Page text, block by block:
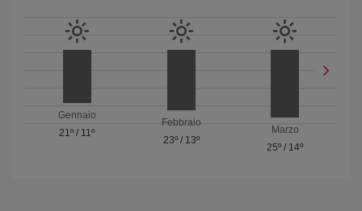
Gennaio
21º / 11º
Febbraio
23º/ 13º
Marzo
25º / 14º